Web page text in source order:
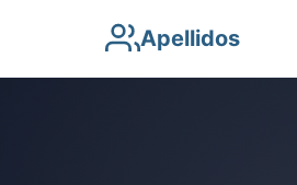
Apellidos